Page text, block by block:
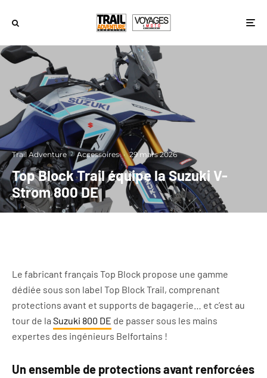
Trail Adventure · Accessoires · 29 mars 2026
Top Block Trail équipe la Suzuki V-
Strom 800 DE
Le fabricant français Top Block propose une gamme
dédiée sous son label Top Block Trail, comprenant
protections avant et supports de bagagerie… et c’est au
tour de la Suzuki 800 DE de passer sous les mains
expertes des ingénieurs Belfortains !
Un ensemble de protections avant renforcées